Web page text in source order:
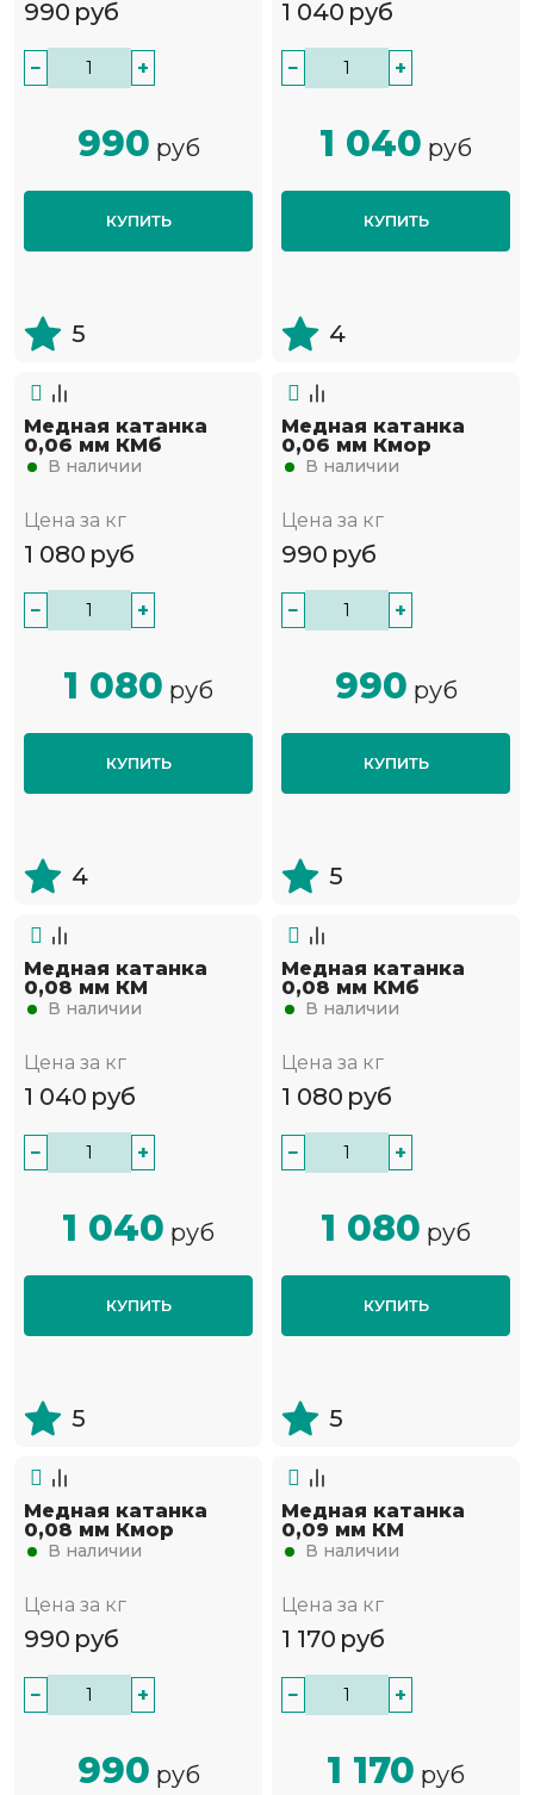
990 руб
− +
990 руб
КУПИТЬ
5
1 040 руб
− +
1 040 руб
КУПИТЬ
4
Медная катанка
0,06 мм КМб
В наличии
Цена за кг
1 080 руб
− +
1 080 руб
КУПИТЬ
4
Медная катанка
0,06 мм Кмор
В наличии
Цена за кг
990 руб
− +
990 руб
КУПИТЬ
5
Медная катанка
0,08 мм КМ
В наличии
Цена за кг
1 040 руб
− +
1 040 руб
КУПИТЬ
5
Медная катанка
0,08 мм КМб
В наличии
Цена за кг
1 080 руб
− +
1 080 руб
КУПИТЬ
5
Медная катанка
0,08 мм Кмор
В наличии
Цена за кг
990 руб
− +
990 руб
Медная катанка
0,09 мм КМ
В наличии
Цена за кг
1 170 руб
− +
1 170 руб